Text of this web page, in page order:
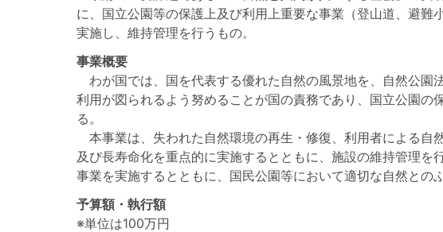
に、国立公園等の保護上及び利用上重要な事業（登山道、避
実施し、維持管理を行うもの。
事業概要
わが国では、国を代表する優れた自然の風景地を、自然公園
利用が図られるよう努めることが国の責務であり、国立公園
る。
本事業は、失われた自然環境の再生・修復、利用者による自
及び長寿命化を重点的に実施するとともに、施設の維持管理
事業を実施するとともに、国民公園等において適切な自然との
予算額・執行額
※単位は100万円